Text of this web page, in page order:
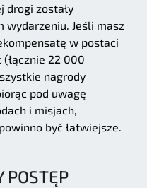
drogi zostały
wydarzeniu. Jeśli masz
w postaci
22 000
nagrody
pod uwagę
i misjach,
być łatwiejsze.
POSTĘP